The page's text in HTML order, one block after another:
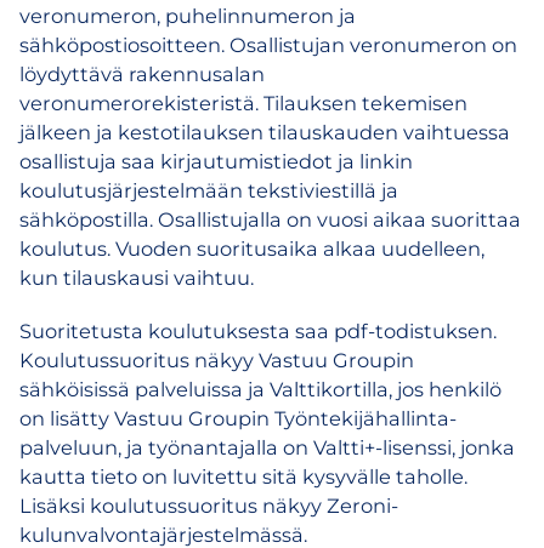
veronumeron, puhelinnumeron ja
sähköpostiosoitteen. Osallistujan veronumeron on
löydyttävä rakennusalan
veronumerorekisteristä. Tilauksen tekemisen
jälkeen ja kestotilauksen tilauskauden vaihtuessa
osallistuja saa kirjautumistiedot ja linkin
koulutusjärjestelmään tekstiviestillä ja
sähköpostilla. Osallistujalla on vuosi aikaa suorittaa
koulutus. Vuoden suoritusaika alkaa uudelleen,
kun tilauskausi vaihtuu.
Suoritetusta koulutuksesta saa pdf-todistuksen.
Koulutussuoritus näkyy Vastuu Groupin
sähköisissä palveluissa ja Valttikortilla, jos henkilö
on lisätty Vastuu Groupin Työntekijähallinta-
palveluun, ja työnantajalla on Valtti+-lisenssi, jonka
kautta tieto on luvitettu sitä kysyvälle taholle.
Lisäksi koulutussuoritus näkyy Zeroni-
kulunvalvontajärjestelmässä.